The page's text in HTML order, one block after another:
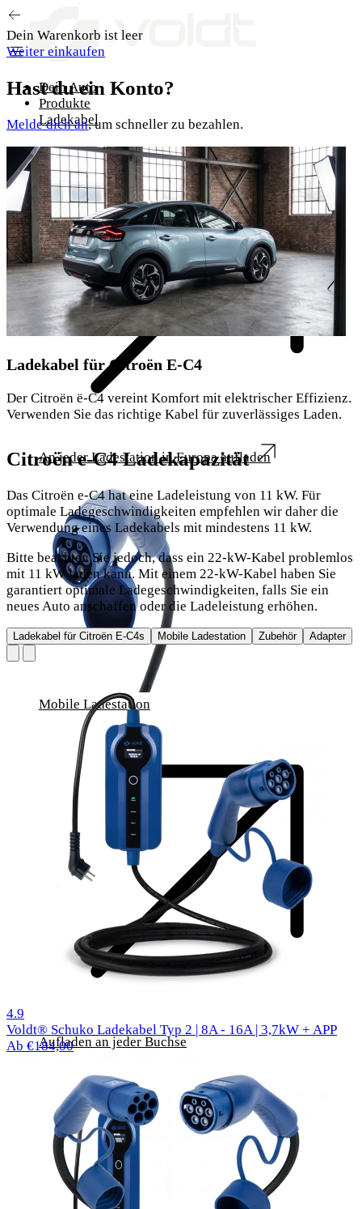
Zum Inhalt springen
Dein Auto
Produkte
Ladekabel
An jeder Ladestation in Europa aufladen
Mobile Ladestation
Aufladen an jeder Buchse
Dein Warenkorb ist leer
Weiter einkaufen
Hast du ein Konto?
Melde dich an, um schneller zu bezahlen.
Ladekabel für Citroën E-C4
Der Citroën ë-C4 vereint Komfort mit elektrischer Effizienz.
Verwenden Sie das richtige Kabel für zuverlässiges Laden.
Citroën e-C4 Ladekapazität
Das Citroën e-C4 hat eine Ladeleistung von 11 kW. Für
optimale Ladegeschwindigkeiten empfehlen wir daher die
Verwendung eines Ladekabels mit mindestens 11 kW.
Bitte beachten Sie jedoch, dass ein 22-kW-Kabel problemlos
mit 11 kW laden kann. Mit einem 22-kW-Kabel haben Sie
garantiert optimale Ladegeschwindigkeiten, falls Sie ein
neues Auto anschaffen oder die Ladeleistung erhöhen.
Ladekabel für Citroën E-C4s Mobile Ladestation Zubehör Adapter
4.9
Voldt® Schuko Ladekabel Typ 2 | 8A - 16A | 3,7kW + APP
Ab €184,00